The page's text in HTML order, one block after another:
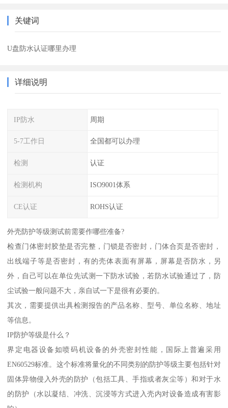
关键词
U盘防水认证哪里办理
详细说明
IP防水 周期
5-7工作日 全国都可以办理
检测 认证
检测机构 ISO9001体系
CE认证 ROHS认证
外壳防护等级测试前需要作哪些准备?
检查门体密封胶垫是否完整，门锁是否密封，门体合页是否密封，
出线端子等是否密封，有的壳体表面有屏幕，屏幕是否防水，另
外，自己可以在单位先试测一下防水试验，若防水试验通过了，防
尘试验一般问题不大，亲自试一下是很有必要的。
其次，需要提供出具检测报告的产品名称、型号、单位名称、地址
等信息。
IP防护等级是什么？
界定电器设备如喷码机设备的外壳密封性能，国际上普遍采用
EN60529标准。这个标准将量化的不同类别的防护等级主要包括针对
固体异物侵入外壳的防护（包括工具、手指或者灰尘等）和对于水
的防护（水以凝结、冲洗、沉浸等方式进入壳内对设备造成有害影